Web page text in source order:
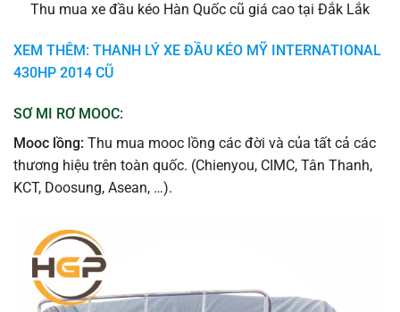
Thu mua xe đầu kéo Hàn Quốc cũ giá cao tại Đắk Lắk
XEM THÊM: THANH LÝ XE ĐẦU KÉO MỸ INTERNATIONAL
430HP 2014 CŨ
SƠ MI RƠ MOOC:
Mooc lồng: Thu mua mooc lồng các đời và của tất cả các
thương hiệu trên toàn quốc. (Chienyou, CIMC, Tân Thanh,
KCT, Doosung, Asean, …).